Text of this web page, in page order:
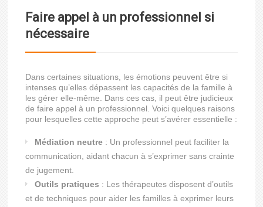
Faire appel à un professionnel si
nécessaire
Dans certaines situations, les émotions peuvent être si
intenses qu’elles dépassent les capacités de la famille à
les gérer elle-même. Dans ces cas, il peut être judicieux
de faire appel à un professionnel. Voici quelques raisons
pour lesquelles cette approche peut s’avérer essentielle :
Médiation neutre : Un professionnel peut faciliter la
communication, aidant chacun à s’exprimer sans crainte
de jugement.
Outils pratiques : Les thérapeutes disposent d’outils
et de techniques pour aider les familles à exprimer leurs